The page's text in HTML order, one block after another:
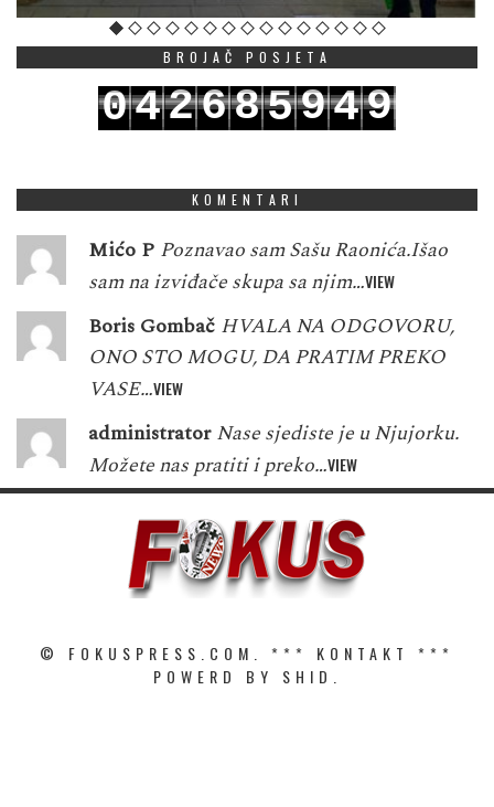
BROJAČ POSJETA
042685949
KOMENTARI
Mićo P Poznavao sam Sašu Raonića.Išao
sam na izviđače skupa sa njim…VIEW
Boris Gombač HVALA NA ODGOVORU,
ONO STO MOGU, DA PRATIM PREKO
VASE…VIEW
administrator Nase sjediste je u Njujorku.
Možete nas pratiti i preko…VIEW
© FOKUSPRESS.COM. *** KONTAKT
***
POWERD BY SHID.